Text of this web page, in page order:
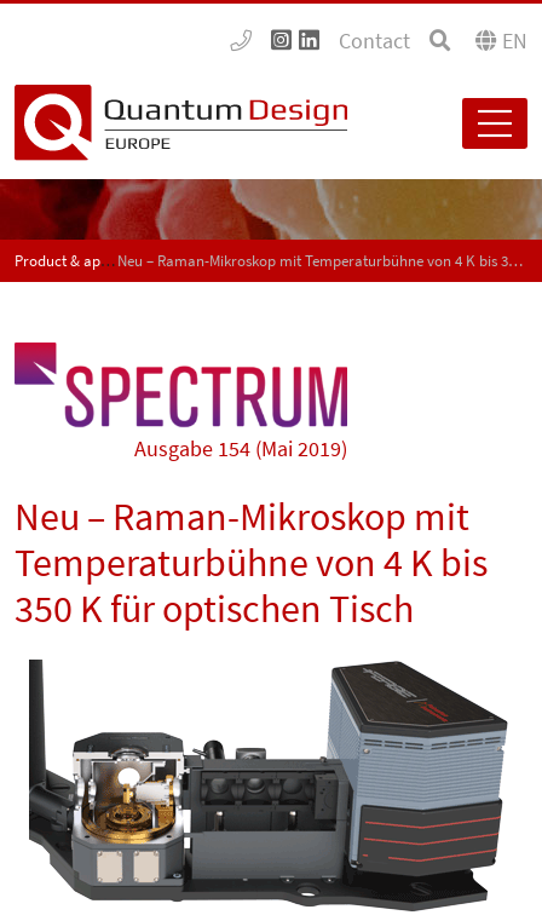
Contact EN
Product & application news - SPECTRUM Neu – Raman-Mikroskop mit Temperaturbühne von 4 K bis 350 K für optischen Tisch
Ausgabe 154 (Mai 2019)
Neu – Raman-Mikroskop mit
Temperaturbühne von 4 K bis
350 K für optischen Tisch